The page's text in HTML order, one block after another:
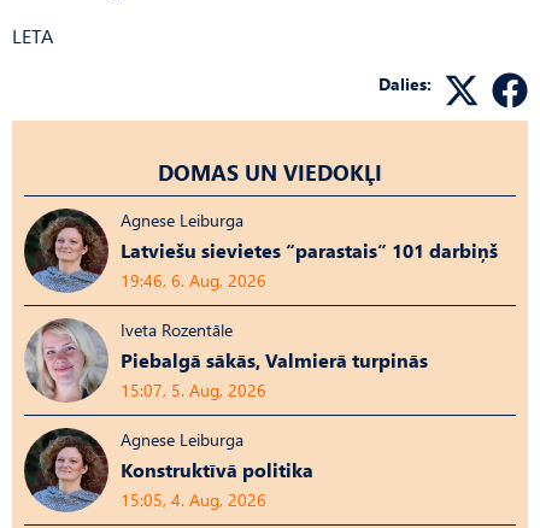
LETA
Dalies:
DOMAS UN VIEDOKĻI
Agnese Leiburga
Latviešu sievietes “parastais” 101 darbiņš
19:46, 6. Aug, 2026
Iveta Rozentāle
Piebalgā sākās, Valmierā turpinās
15:07, 5. Aug, 2026
Agnese Leiburga
Konstruktīvā politika
15:05, 4. Aug, 2026